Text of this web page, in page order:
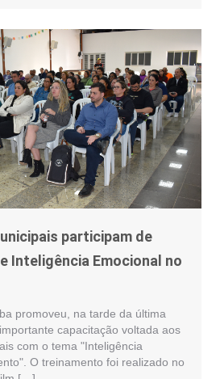
participam de
Inteligência Emocional no
promoveu, na tarde da última
capacitação voltada aos
com o tema "Inteligência
O treinamento foi realizado no